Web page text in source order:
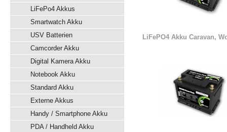
LiFePo4 Akkus
Smartwatch Akku
USV Batterien
Camcorder Akku
Digital Kamera Akku
Notebook Akku
Standard Akku
Externe Akkus
Handy / Smartphone Akku
PDA / Handheld Akku
LiFePO4 Akku Caravan,